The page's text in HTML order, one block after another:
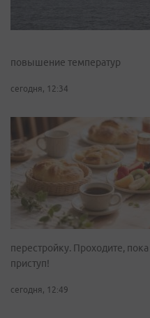
повышение температур
сегодня, 12:34
перестройку. Проходите,
приступ!
сегодня, 12:49